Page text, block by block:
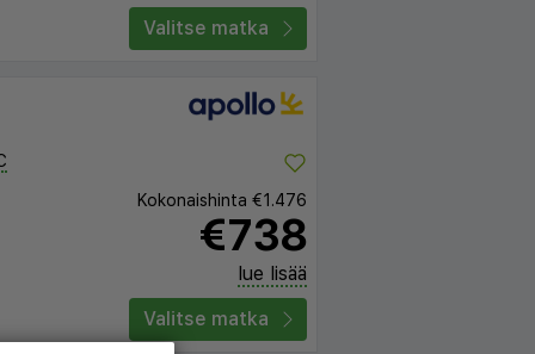
Valitse matka
Kokonaishinta €1.476
€738
lue lisää
Valitse matka